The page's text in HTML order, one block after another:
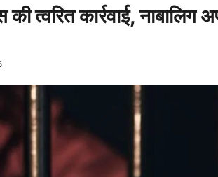
की त्वरित कार्रवाई,